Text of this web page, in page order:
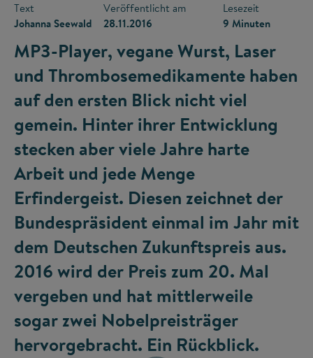
Text
Johanna Seewald
Veröffentlicht am
28.11.2016
Lesezeit
9 Minuten
MP3-Player, vegane Wurst, Laser
und Thrombosemedikamente haben
auf den ersten Blick nicht viel
gemein. Hinter ihrer Entwicklung
stecken aber viele Jahre harte
Arbeit und jede Menge
Erfindergeist. Diesen zeichnet der
Bundespräsident einmal im Jahr mit
dem Deutschen Zukunftspreis aus.
2016 wird der Preis zum 20. Mal
vergeben und hat mittlerweile
sogar zwei Nobelpreisträger
hervorgebracht. Ein Rückblick.